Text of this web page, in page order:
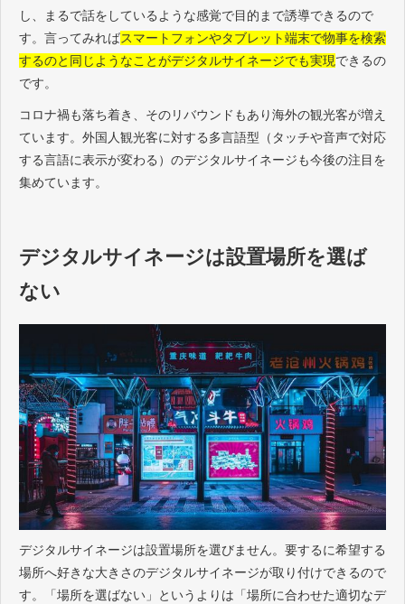
し、まるで話をしているような感覚で目的まで誘導できるので
す。言ってみればスマートフォンやタブレット端末で物事を検索
するのと同じようなことがデジタルサイネージでも実現できるの
です。
コロナ禍も落ち着き、そのリバウンドもあり海外の観光客が増え
ています。外国人観光客に対する多言語型（タッチや音声で対応
する言語に表示が変わる）のデジタルサイネージも今後の注目を
集めています。
デジタルサイネージは設置場所を選ば
ない
デジタルサイネージは設置場所を選びません。要するに希望する
場所へ好きな大きさのデジタルサイネージが取り付けできるので
す。「場所を選ばない」というよりは「場所に合わせた適切なデ